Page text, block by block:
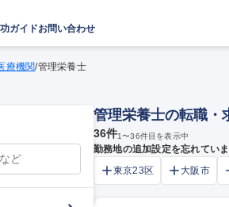
ガイドお問い合わせ
療機関/管理栄養士
管理栄養士の転職・
36件1〜36件目を表示中
勤務地の追加設定を忘れてい
東京23区
大阪市